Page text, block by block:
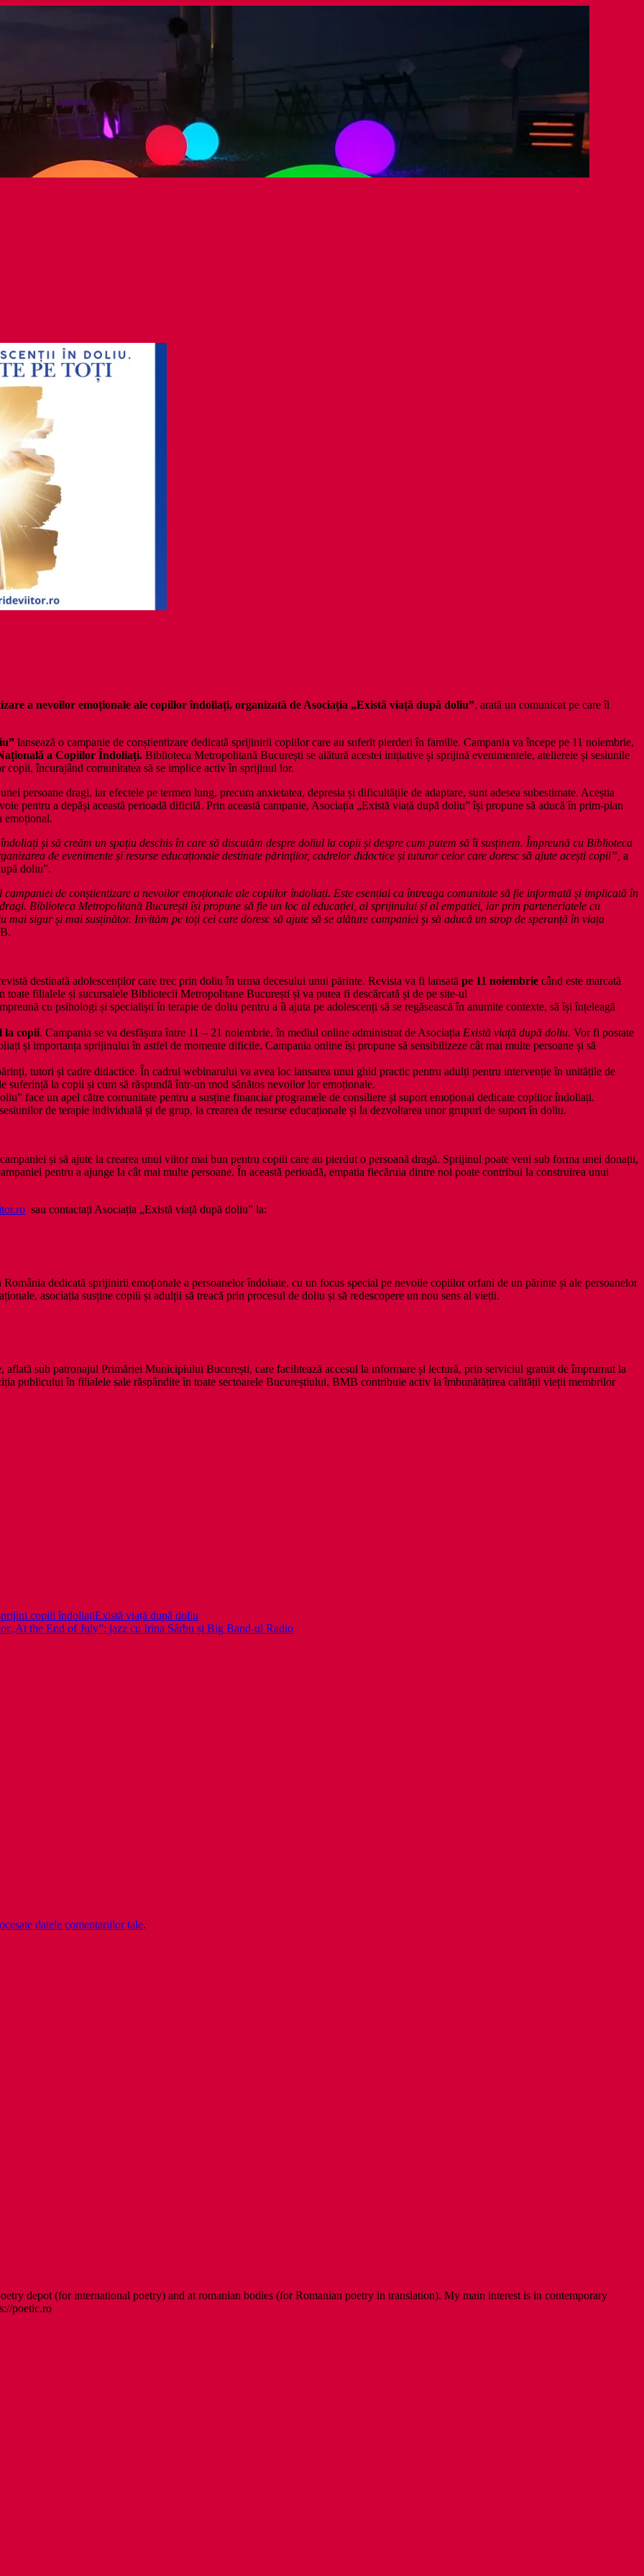
a nevoilor emoționale ale copiilor îndoliați, organizată de Asociația „Există viață după doliu”, arată un comunicat pe care îl
lansează o campanie de conștientizare dedicată sprijinirii copiilor care au suferit pierderi în familie. Campania va începe pe 11 noiembrie,
a Copiilor Îndoliați. Biblioteca Metropolitană București se alătură acestei inițiative și sprijină evenimentele, atelierele și sesiunile
copii, încurajând comunitatea să se implice activ în sprijinul lor.
persoane dragi, iar efectele pe termen lung, precum anxietatea, depresia și dificultățile de adaptare, sunt adesea subestimate. Aceștia
pentru a depăși această perioadă dificilă. Prin această campanie, Asociația „Există viață după doliu” își propune să aducă în prim-plan
emoțional.
și să creăm un spațiu deschis în care să discutăm despre doliul la copii și despre cum putem să îi susținem. Împreună cu Biblioteca
de evenimente și resurse educaționale destinate părinților, cadrelor didactice și tuturor celor care doresc să ajute acești copii”, a
doliu”.
de conștientizare a nevoilor emoționale ale copiilor îndoliați. Este esențial ca întreaga comunitate să fie informată și implicată în
Biblioteca Metropolitană București își propune să fie un loc al educației, al sprijinului și al empatiei, iar prin parteneriatele cu
sigur și mai susținător. Invităm pe toți cei care doresc să ajute să se alăture campaniei și să aducă un strop de speranță în viața
destinată adolescenților care trec prin doliu în urma decesului unui părinte. Revista va fi lansată pe 11 noiembrie când este marcată
filialele și sucursalele Bibliotecii Metropolitane București și va putea fi descărcată și de pe site-ul
cu psihologi și specialiști în terapie de doliu pentru a îi ajuta pe adolescenți să se regăsească în anumite contexte, să își înțeleagă
la copii. Campania se va desfășura între 11 – 21 noiembrie, în mediul online administrat de Asociația Există viață după doliu. Vor fi postate
și importanța sprijinului în astfel de momente dificile. Campania online își propune să sensibilizeze cât mai multe persoane și să
tutori și cadre didactice. În cadrul webinarului va avea loc lansarea unui ghid practic pentru adulți pentru intervenție în unitățile de
la copii și cum să răspundă într-un mod sănătos nevoilor lor emoționale.
face un apel către comunitate pentru a susține financiar programele de consiliere și suport emoțional dedicate copiilor îndoliați.
de terapie individuală și de grup, la crearea de resurse educaționale și la dezvoltarea unor grupuri de suport în doliu.
și să ajute la crearea unui viitor mai bun pentru copiii care au pierdut o persoană dragă. Sprijinul poate veni sub forma unei donații,
pentru a ajunge la cât mai multe persoane. În această perioadă, empatia fiecăruia dintre noi poate contribui la construirea unui
sau contactați Asociația „Există viață după doliu” la:
dedicată sprijinirii emoționale a persoanelor îndoliate, cu un focus special pe nevoile copiilor orfani de un părinte și ale persoanelor
asociația susține copiii și adulții să treacă prin procesul de doliu și să redescopere un nou sens al vieții.
aflată sub patronajul Primăriei Municipiului București, care facilitează accesul la informare și lectură, prin serviciul gratuit de împrumut la
publicului în filialele sale răspândite în toate sectoarele Bucureștiului, BMB contribuie activ la îmbunătățirea calității vieții membrilor
copiii îndoliațiExistă viață după doliu
„At the End of July”: jazz cu Irina Sârbu și Big Band-ul Radio
datele comentariilor tale.
depot (for international poetry) and at romanian bodies (for Romanian poetry in translation). My main interest is in contemporary
poetic.ro